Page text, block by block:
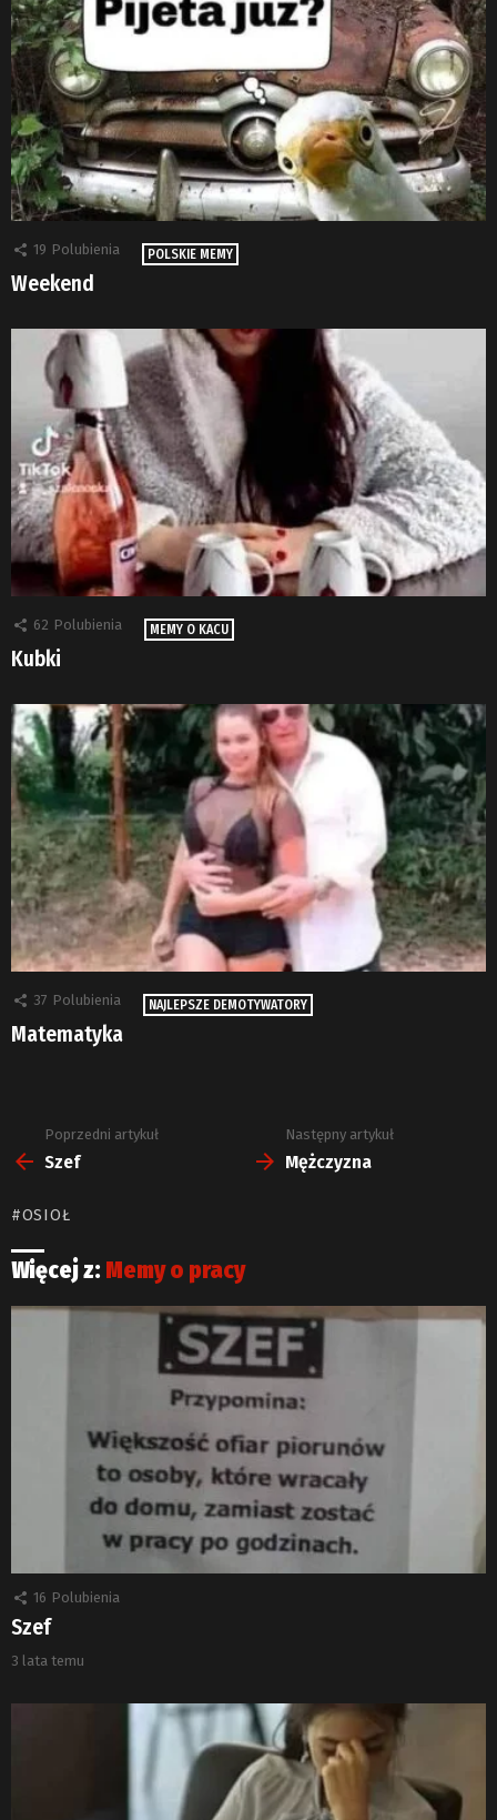
19 Polubienia POLSKIE MEMY
Weekend
62 Polubienia MEMY O KACU
Kubki
37 Polubienia NAJLEPSZE DEMOTYWATORY
Matematyka
Zobacz
więcej
Poprzedni artykuł
Szef
Następny artykuł
Mężczyzna
OSIOŁ
Więcej z: Memy o pracy
16 Polubienia
Szef
3 lata temu